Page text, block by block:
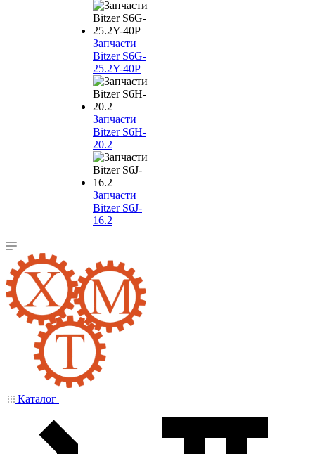
Запчасти
Bitzer S6G-
25.2Y-40P
Запчасти
Bitzer S6H-
20.2
Запчасти
Bitzer S6J-
16.2
Каталог